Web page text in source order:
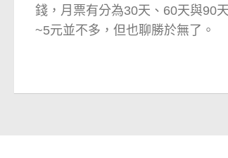
錢，月票有分為30天、60天與90
~5元並不多，但也聊勝於無了。